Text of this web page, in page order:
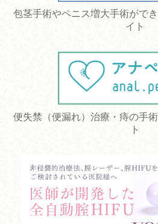
包茎手術やペニス増大手術がで
イト
便失禁（便漏れ）治療・痔の手
ト